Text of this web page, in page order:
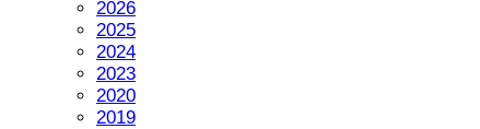
2026
2025
2024
2023
2020
2019